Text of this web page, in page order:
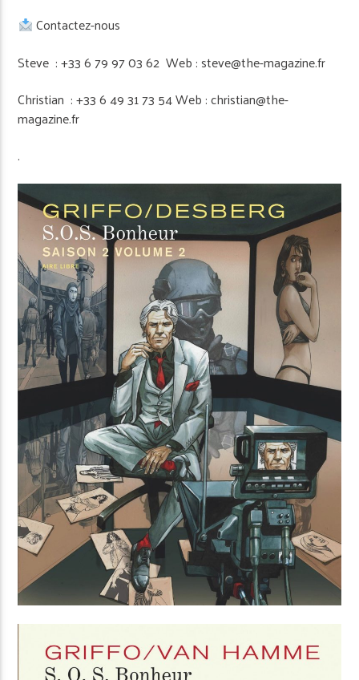
Contactez-nous
Steve : +33 6 79 97 03 62 Web : steve@the-magazine.fr
Christian : +33 6 49 31 73 54 Web : christian@the-
magazine.fr
.